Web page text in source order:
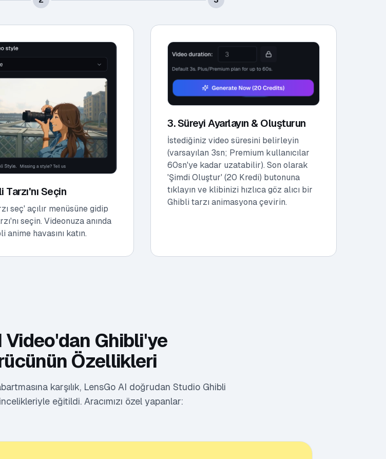
Tarzı'nı Seçin
seç' açılır menüsüne gidip
seçin. Videonuza anında
anime havasını katın.
3. Süreyi Ayarlayın & Oluşturun
İstediğiniz video süresini belirleyin
(varsayılan 3sn; Premium kullanıcılar
60sn'ye kadar uzatabilir). Son olarak
'Şimdi Oluştur' (20 Kredi) butonuna
tıklayın ve klibinizi hızlıca göz alıcı bir
Ghibli tarzı animasyona çevirin.
Video'dan Ghibli'ye
Özellikleri
karşılık, LensGo AI doğrudan Studio Ghibli
eğitildi. Aracımızı özel yapanlar: